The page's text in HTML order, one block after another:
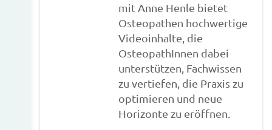
mit Anne Henle bietet
Osteopathen hochwertige
Videoinhalte, die
OsteopathInnen dabei
unterstützen, Fachwissen
zu vertiefen, die Praxis zu
optimieren und neue
Horizonte zu eröffnen.